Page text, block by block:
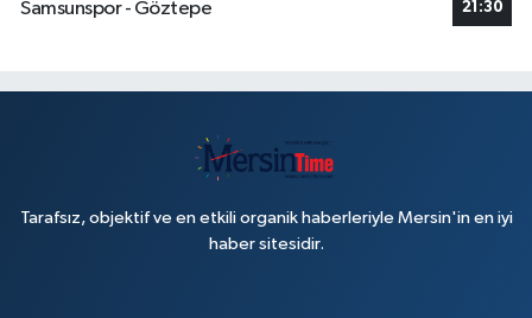
Samsunspor - Göztepe
21:30
Tarafsız, objektif ve en etkili organik haberleriyle Mersin'in en iyi
haber sitesidir.